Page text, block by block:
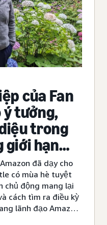
của Fan
ý tưởng,
trong
giới hạn
đã dạy cho
có mùa hè tuyệt
chủ động mang lại
cách tìm ra điều kỳ
lãnh đạo Amazon